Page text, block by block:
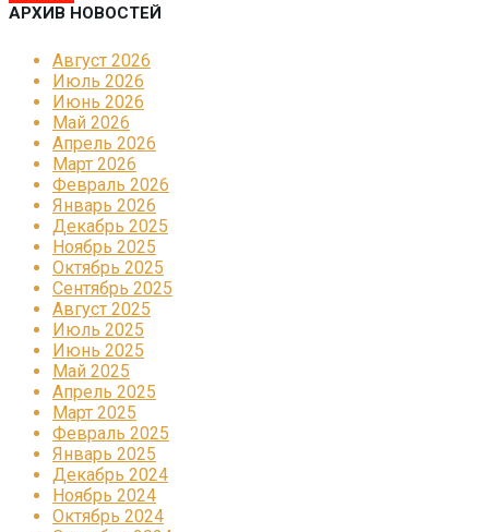
АРХИВ НОВОСТЕЙ
Август 2026
Июль 2026
Июнь 2026
Май 2026
Апрель 2026
Март 2026
Февраль 2026
Январь 2026
Декабрь 2025
Ноябрь 2025
Октябрь 2025
Сентябрь 2025
Август 2025
Июль 2025
Июнь 2025
Май 2025
Апрель 2025
Март 2025
Февраль 2025
Январь 2025
Декабрь 2024
Ноябрь 2024
Октябрь 2024